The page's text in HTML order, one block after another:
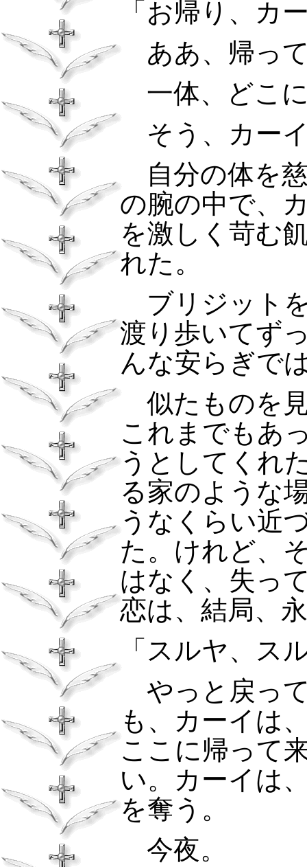
「お帰り、カ
ああ、帰っ
一体、どこ
そう、カー
自分の体を
の腕の中で、
を激しく苛む
れた。
ブリジット
渡り歩いてず
んな安らぎで
似たものを
これまでもあ
うとしてくれ
る家のような
うなくらい近
た。けれど、
はなく、失っ
恋は、結局、
「スルヤ、ス
やっと戻っ
も、カーイは
ここに帰って
い。カーイは
を奪う。
今夜。